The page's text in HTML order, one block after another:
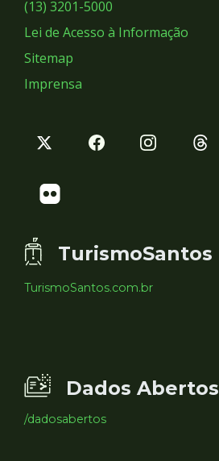
(13) 3201-5000
Lei de Acesso à Informação
Sitemap
Imprensa
TurismoSantos
TurismoSantos.com.br
Dados Abertos
/dadosabertos